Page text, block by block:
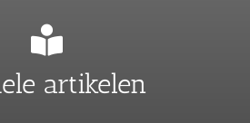
artikelen